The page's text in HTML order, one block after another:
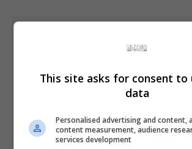
PREVIOUS ARTICLE
Royale hoje
This site asks for consent to
data
Personalised advertising and content,
content measurement, audience
services development